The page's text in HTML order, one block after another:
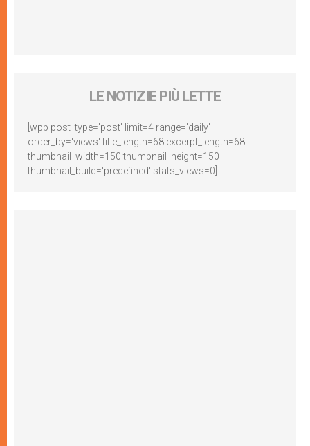
LE NOTIZIE PIÙ LETTE
[wpp post_type='post' limit=4 range='daily'
order_by='views' title_length=68 excerpt_length=68
thumbnail_width=150 thumbnail_height=150
thumbnail_build='predefined' stats_views=0]